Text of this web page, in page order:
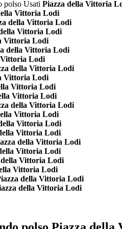
polso Usati Piazza della Vittoria
Vittoria Lodi
della Vittoria Lodi
Vittoria Lodi
Vittoria Lodi
della Vittoria Lodi
Vittoria Lodi
della Vittoria Lodi
Vittoria Lodi
Vittoria Lodi
Vittoria Lodi
della Vittoria Lodi
Vittoria Lodi
Vittoria Lodi
Vittoria Lodi
della Vittoria Lodi
Vittoria Lodi
della Vittoria Lodi
Vittoria Lodi
della Vittoria Lodi
della Vittoria Lodi